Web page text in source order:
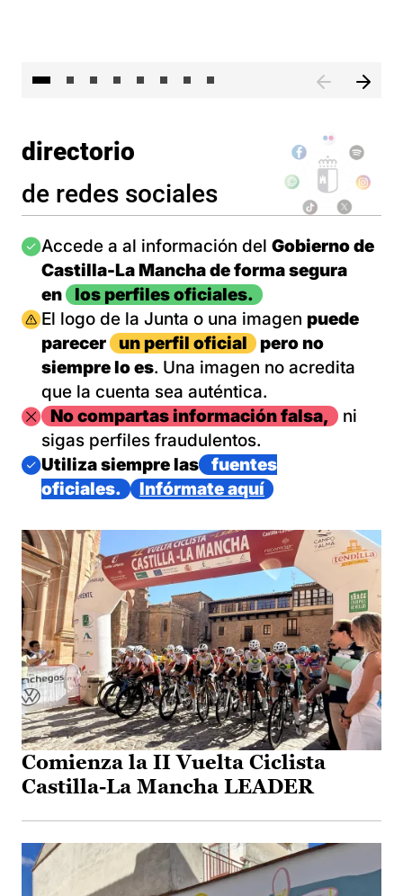
directorio
de redes sociales
Imagen
Accede a al información del Gobierno de
Castilla-La Mancha de forma segura
en
los perfiles oficiales.
Imagen
El logo de la Junta o una imagen puede
parecer
un perfil oficial
pero no
siempre lo es. Una imagen no acredita
que la cuenta sea auténtica.
ImagenNo compartas información falsa,
ni
sigas perfiles fraudulentos.
Imagen
Utiliza siempre las
fuentes
oficiales.
Infórmate aquí
Comienza la II Vuelta Ciclista
Castilla-La Mancha LEADER